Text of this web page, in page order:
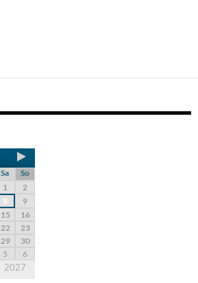
Sa
So
1
2
8
9
15
16
22
23
29
30
5 6
2027